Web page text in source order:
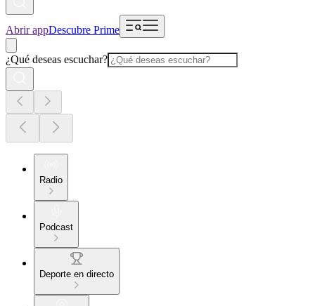
Abrir appDescubre Prime
¿Qué deseas escuchar?
Radio
Podcast
Deporte en directo